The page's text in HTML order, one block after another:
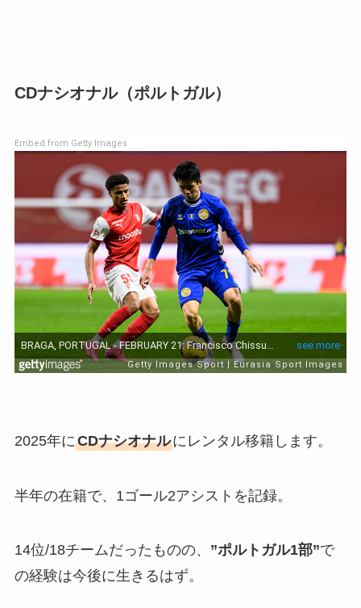
CDナシオナル（ポルトガル）
Embed from Getty Images
2025年にCDナシオナルにレンタル移籍します。
半年の在籍で、1ゴール2アシストを記録。
14位/18チームだったものの、 ”ポルトガル1部”で
の経験は今後に生きるはず。